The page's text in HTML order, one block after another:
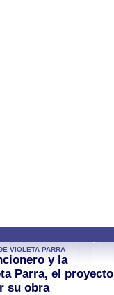
VIOLETA PARRA
y la
Parra, el proyecto
su obra